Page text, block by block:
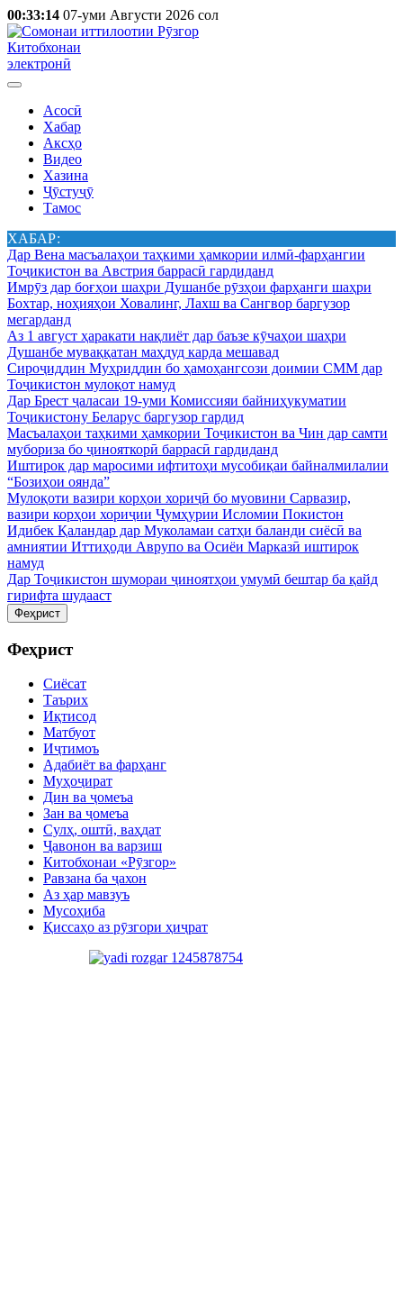
00:33:14 07-уми Августи 2026 сол
Китобхонаи
электронӣ
Асосӣ
Хабар
Аксҳо
Видео
Хазина
Ҷӯстуҷӯ
Тамос
ХАБАР:
Дар Вена масъалаҳои таҳкими ҳамкории илмӣ-фарҳангии
Тоҷикистон ва Австрия баррасӣ гардиданд
Имрӯз дар боғҳои шаҳри Душанбе рӯзҳои фарҳанги шаҳри
Бохтар, ноҳияҳои Ховалинг, Лахш ва Сангвор баргузор
мегарданд
Аз 1 август ҳаракати нақлиёт дар баъзе кӯчаҳои шаҳри
Душанбе муваққатан маҳдуд карда мешавад
Сироҷиддин Муҳриддин бо ҳамоҳангсози доимии СММ дар
Тоҷикистон мулоқот намуд
Дар Брест ҷаласаи 19-уми Комиссияи байниҳукуматии
Тоҷикистону Беларус баргузор гардид
Масъалаҳои таҳкими ҳамкории Тоҷикистон ва Чин дар самти
мубориза бо ҷинояткорӣ баррасӣ гардиданд
Иштирок дар маросими ифтитоҳи мусобиқаи байналмилалии
“Бозиҳои оянда”
Мулоқоти вазири корҳои хориҷӣ бо муовини Сарвазир,
вазири корҳои хориҷии Ҷумҳурии Исломии Покистон
Идибек Қаландар дар Муколамаи сатҳи баланди сиёсӣ ва
амниятии Иттиҳоди Аврупо ва Осиёи Марказӣ иштирок
намуд
Дар Тоҷикистон шумораи ҷиноятҳои умумӣ бештар ба қайд
гирифта шудааст
Феҳрист
Феҳрист
Сиёсат
Таърих
Иқтисод
Матбуот
Иҷтимоъ
Адабиёт ва фарҳанг
Муҳоҷират
Дин ва ҷомеъа
Зан ва ҷомеъа
Сулҳ, оштӣ, ваҳдат
Ҷавонон ва варзиш
Китобхонаи «Рӯзгор»
Равзана ба ҷахон
Аз ҳар мавзуъ
Мусоҳиба
Қиссаҳо аз рӯзгори ҳиҷрат